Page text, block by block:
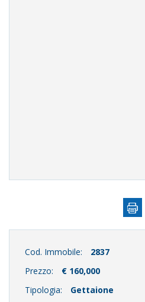
Cod. Immobile:
2837
Prezzo:
€ 160,000
Tipologia:
Gettaione